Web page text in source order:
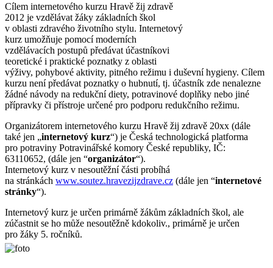
Cílem internetového kurzu Hravě žij zdravě
2012 je vzdělávat žáky základních škol
v oblasti zdravého životního stylu. Internetový
kurz umožňuje pomocí moderních
vzdělávacích postupů předávat účastníkovi
teoretické i praktické poznatky z oblasti
výživy, pohybové aktivity, pitného režimu i duševní hygieny. Cílem
kurzu není předávat poznatky o hubnutí, tj. účastník zde nenalezne
žádné návody na redukční diety, potravinové doplňky nebo jiné
přípravky či přístroje určené pro podporu redukčního režimu.
Organizátorem internetového kurzu Hravě žij zdravě 20xx (dále
také jen „internetový kurz“) je Česká technologická platforma
pro potraviny Potravinářské komory České republiky, IČ:
63110652, (dále jen “organizátor“).
Internetový kurz v nesoutěžní části probíhá
na stránkách www.soutez.hravezijzdrave.cz (dále jen “internetové
stránky“).
Internetový kurz je určen primárně žákům základních škol, ale
zúčastnit se ho může nesoutěžně kdokoliv., primárně je určen
pro žáky 5. ročníků.